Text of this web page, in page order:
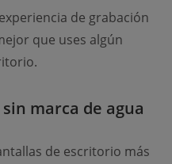
de grabación
que uses algún
marca de agua
de escritorio más